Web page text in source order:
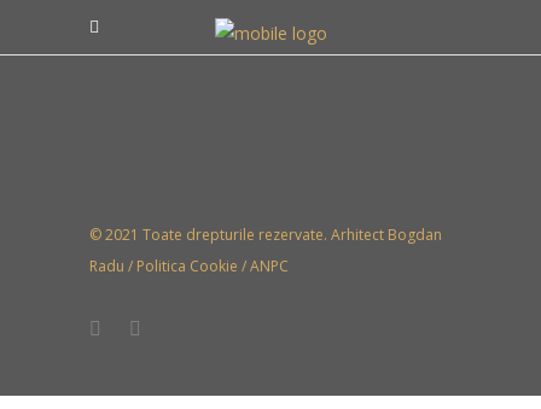
© 2021 Toate drepturile rezervate. Arhitect Bogdan
Radu / Politica Cookie /ANPC